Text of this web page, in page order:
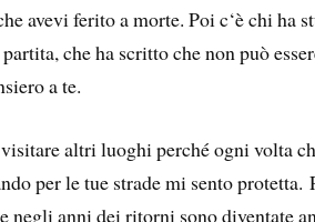
avevi ferito a morte. Poi c‘è chi ha
che ha scritto che non può
a te.
altri luoghi perché ogni volta
per le tue strade mi sento protetta.
negli anni dei ritorni sono diventate